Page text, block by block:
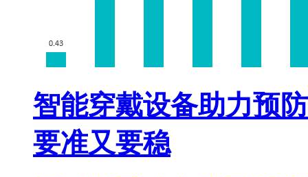
智能穿戴设备助力预
要准又要稳